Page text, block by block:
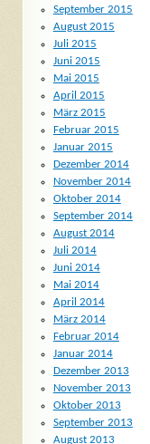
September 2015
August 2015
Juli 2015
Juni 2015
Mai 2015
April 2015
März 2015
Februar 2015
Januar 2015
Dezember 2014
November 2014
Oktober 2014
September 2014
August 2014
Juli 2014
Juni 2014
Mai 2014
April 2014
März 2014
Februar 2014
Januar 2014
Dezember 2013
November 2013
Oktober 2013
September 2013
August 2013